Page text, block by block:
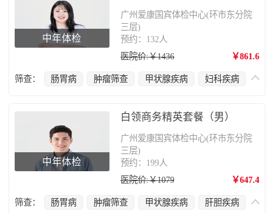
中年体检
广州爱康国宾体检中心(环市东分院
三层)
预约：132人
医院价:￥1436
￥861.6
筛查： 肠胃病 肿瘤筛查 甲状腺疾病
妇科疾病
中年体检
白领商务精英套餐（男）
广州爱康国宾体检中心(环市东分院
三层)
预约：199人
医院价:￥1079
￥647.4
筛查： 肠胃病 肿瘤筛查 甲状腺疾病
肝胆疾病